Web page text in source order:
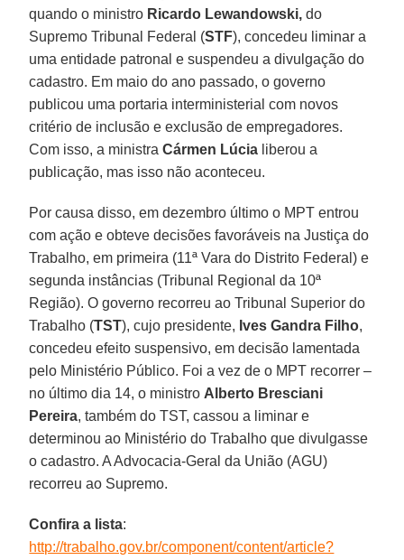
quando o ministro Ricardo Lewandowski, do
Supremo Tribunal Federal (STF), concedeu liminar a
uma entidade patronal e suspendeu a divulgação do
cadastro. Em maio do ano passado, o governo
publicou uma portaria interministerial com novos
critério de inclusão e exclusão de empregadores.
Com isso, a ministraCármen Lúcia liberou a
publicação, mas isso não aconteceu.
Por causa disso, em dezembro último o MPT entrou
com ação e obteve decisões favoráveis na Justiça do
Trabalho, em primeira (11ª Vara do Distrito Federal) e
segunda instâncias (Tribunal Regional da 10ª
Região). O governo recorreu ao Tribunal Superior do
Trabalho (TST), cujo presidente, Ives Gandra Filho,
concedeu efeito suspensivo, em decisão lamentada
pelo Ministério Público. Foi a vez de o MPT recorrer –
no último dia 14, o ministro Alberto Bresciani
Pereira, também do TST, cassou a liminar e
determinou ao Ministério do Trabalho que divulgasse
o cadastro. A Advocacia-Geral da União (AGU)
recorreu ao Supremo.
Confira a lista:
http://trabalho.gov.br/component/content/article?